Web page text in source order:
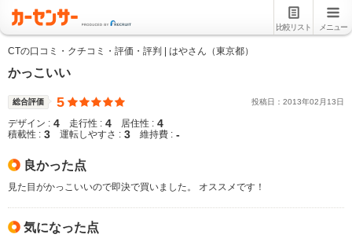
比較リスト メニュー
CTの口コミ・クチコミ・評価・評判 | はやさん（東京都）
かっこいい
総合評価 5 投稿日： 2013年02 月 13日
デザイン : 4 走行性 : 4 居住性 : 4
積載性 : 3 運転しやすさ : 3 維持費 : -
良かった点
見た目がかっこいいので即決で買いました。 オススメです！
気になった点